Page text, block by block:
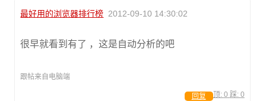
最好用的浏览器排行榜 2012-09-10 14:30:02
很早就看到有了 ，这是自动分析的吧
跟帖来自电脑端
顶: 0 踩: 0
回复